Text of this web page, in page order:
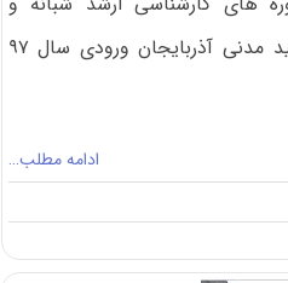
پردیس خودگردان دانشگاه شهید مدنی آذربایجان ورودی سال ۹۷
ادامه مطلب…